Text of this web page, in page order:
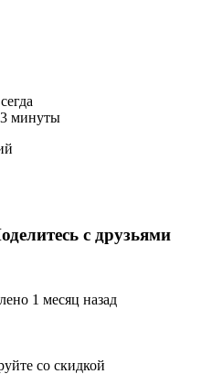
3 минуты
с друзьями
1 месяц назад
со скидкой